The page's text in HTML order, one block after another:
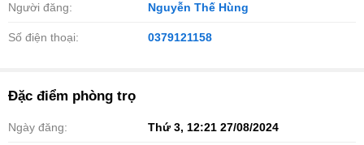
Người đăng: Nguyễn Thế Hùng
Số điện thoại: 0379121158
Đặc điểm phòng trọ
Ngày đăng: Thứ 3, 12:21 27/08/2024